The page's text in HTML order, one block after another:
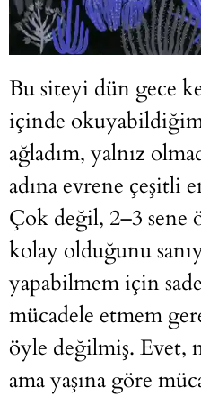
Bu siteyi dün gece
içinde
ağladım, yalnız
adına evrene çeşitli
Çok değil, 2–3 sene
kolay olduğunu
yapabilmem için
mücadele etmem
öyle değilmiş. Evet,
ama yaşına göre